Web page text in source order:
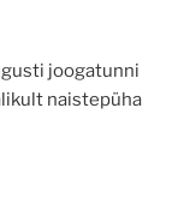
joogatunni
naistepüha